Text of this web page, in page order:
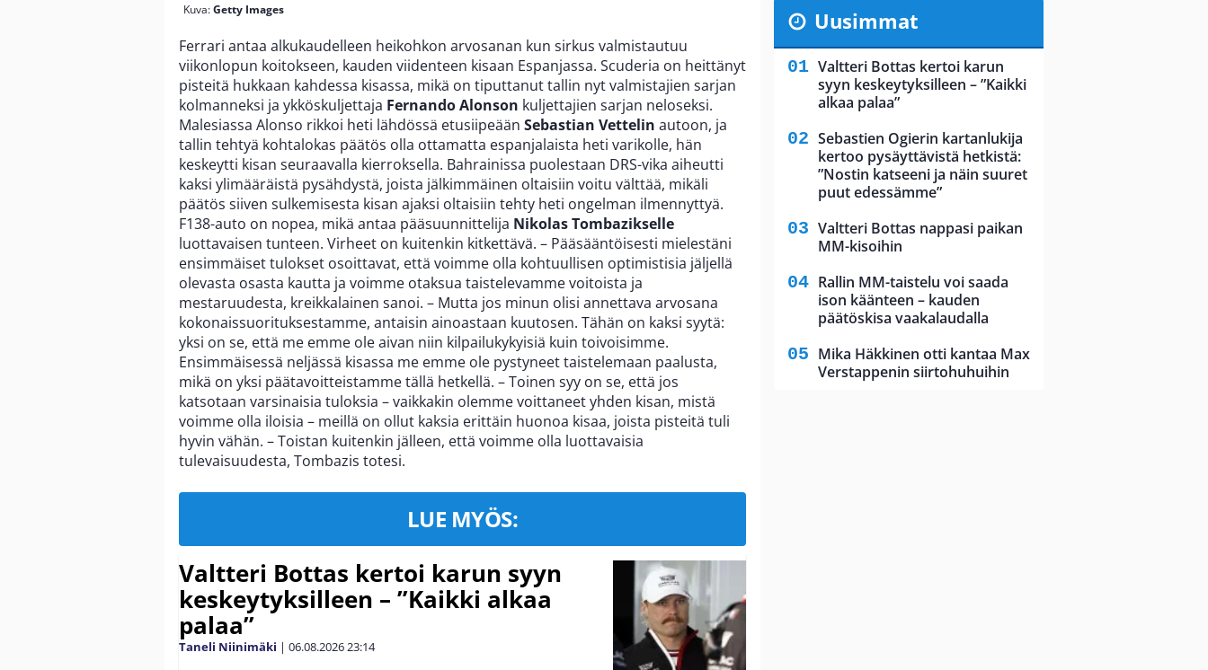
Kuva:Getty Images
Ferrari antaa alkukaudelleen heikohkon arvosanan kun sirkus valmistautuu
viikonlopun koitokseen, kauden viidenteen kisaan Espanjassa. Scuderia on heittänyt
pisteitä hukkaan kahdessa kisassa, mikä on tiputtanut tallin nyt valmistajien sarjan
kolmanneksi ja ykköskuljettaja Fernando Alonson kuljettajien sarjan neloseksi.
Malesiassa Alonso rikkoi heti lähdössä etusiipeään Sebastian Vettelin autoon, ja
tallin tehtyä kohtalokas päätös olla ottamatta espanjalaista heti varikolle, hän
keskeytti kisan seuraavalla kierroksella. Bahrainissa puolestaan DRS-vika aiheutti
kaksi ylimääräistä pysähdystä, joista jälkimmäinen oltaisiin voitu välttää, mikäli
päätös siiven sulkemisesta kisan ajaksi oltaisiin tehty heti ongelman ilmennyttyä.
F138-auto on nopea, mikä antaa pääsuunnittelija Nikolas Tombazikselle
luottavaisen tunteen. Virheet on kuitenkin kitkettävä. – Pääsääntöisesti mielestäni
ensimmäiset tulokset osoittavat, että voimme olla kohtuullisen optimistisia jäljellä
olevasta osasta kautta ja voimme otaksua taistelevamme voitoista ja
mestaruudesta, kreikkalainen sanoi. – Mutta jos minun olisi annettava arvosana
kokonaissuorituksestamme, antaisin ainoastaan kuutosen. Tähän on kaksi syytä:
yksi on se, että me emme ole aivan niin kilpailukykyisiä kuin toivoisimme.
Ensimmäisessä neljässä kisassa me emme ole pystyneet taistelemaan paalusta,
mikä on yksi päätavoitteistamme tällä hetkellä. – Toinen syy on se, että jos
katsotaan varsinaisia tuloksia – vaikkakin olemme voittaneet yhden kisan, mistä
voimme olla iloisia – meillä on ollut kaksia erittäin huonoa kisaa, joista pisteitä tuli
hyvin vähän. – Toistan kuitenkin jälleen, että voimme olla luottavaisia
tulevaisuudesta, Tombazis totesi.
LUE MYÖS:
Valtteri Bottas kertoi karun syyn
keskeytyksilleen – ”Kaikki alkaa
palaa”
Taneli Niinimäki | 06.08.202623:14
Uusimmat
Valtteri Bottas kertoi karun
syyn keskeytyksilleen – ”Kaikki
alkaa palaa”
Sebastien Ogierin kartanlukija
kertoo pysäyttävistä hetkistä:
”Nostin katseeni ja näin suuret
puut edessämme”
Valtteri Bottas nappasi paikan
MM-kisoihin
Rallin MM-taistelu voi saada
ison käänteen – kauden
päätöskisa vaakalaudalla
Mika Häkkinen otti kantaa Max
Verstappenin siirtohuhuihin